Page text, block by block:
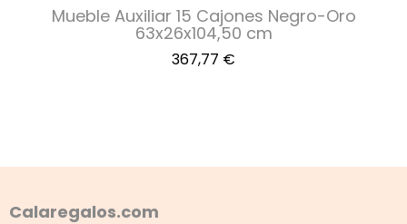
Mueble Auxiliar 15 Cajones Negro-Oro
63x26x104,50 cm
Precio
367,77 €
Calaregalos.com